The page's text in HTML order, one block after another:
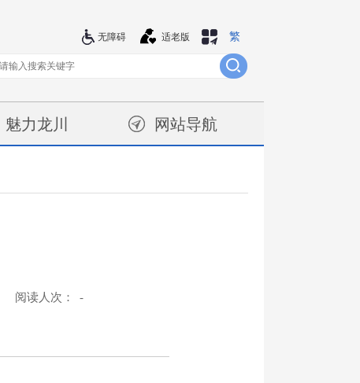
繁
适老版
无障碍
魅力龙川 网站导航
阅读人次： -